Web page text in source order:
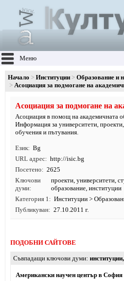
Меню
Начало Институции
Образование и
Асоциация за подмогане на
Асоциация за подмогане на
Асоциация в помощ на академичната
Информация за университети,
обучения и пътувания.
Език
Bg
URL адрес
http://isic.bg
Посетено
2625
Ключови
думи
проекти,университети,
образование,институции
Категория 1
Институции >
Публикуван
27.10.2011 г.
ПОДОБНИ САЙТОВЕ
Съвпадащи ключови думи институции,
Американски научен център в София